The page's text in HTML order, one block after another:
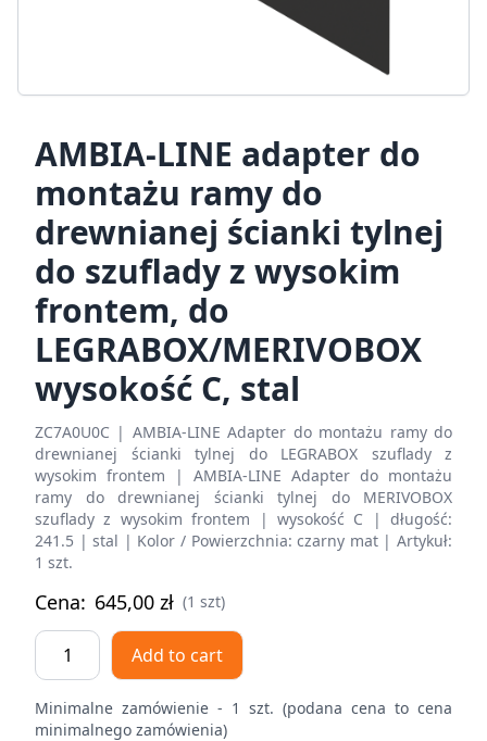
AMBIA-LINE adapter do
montażu ramy do
drewnianej ścianki tylnej
do szuflady z wysokim
frontem, do
LEGRABOX/MERIVOBOX
wysokość C, stal
ZC7A0U0C | AMBIA-LINE Adapter do montażu ramy do
drewnianej ścianki tylnej do LEGRABOX szuflady z
wysokim frontem | AMBIA-LINE Adapter do montażu
ramy do drewnianej ścianki tylnej do MERIVOBOX
szuflady z wysokim frontem | wysokość C | długość:
241.5 | stal | Kolor / Powierzchnia: czarny mat | Artykuł:
1 szt.
Cena: 645,00 zł (1 szt)
AMBIA-
LINE
do
Add to cart
Minimalne zamówienie - 1 szt. (podana cena to cena
minimalnego zamówienia)